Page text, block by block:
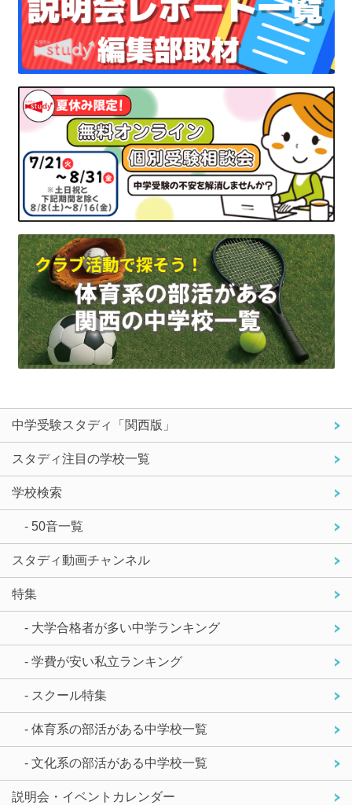
中学受験スタディ「関西版」
スタディ注目の学校一覧
学校検索
- 50音一覧
スタディ動画チャンネル
特集
- 大学合格者が多い中学ランキング
- 学費が安い私立ランキング
- スクール特集
- 体育系の部活がある中学校一覧
- 文化系の部活がある中学校一覧
説明会・イベントカレンダー